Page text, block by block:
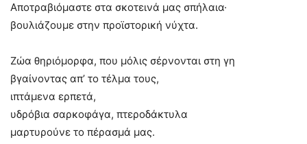
Αποτραβιόμαστε στα σκοτεινά μας σπήλαια·
βουλιάζουμε στην προϊστορική νύχτα.
Ζώα θηριόμορφα, που μόλις σέρνονται στη γη
βγαίνοντας απ’ το τέλμα τους,
ιπτάμενα ερπετά,
υδρόβια σαρκοφάγα, πτεροδάκτυλα
μαρτυρούνε το πέρασμά μας.